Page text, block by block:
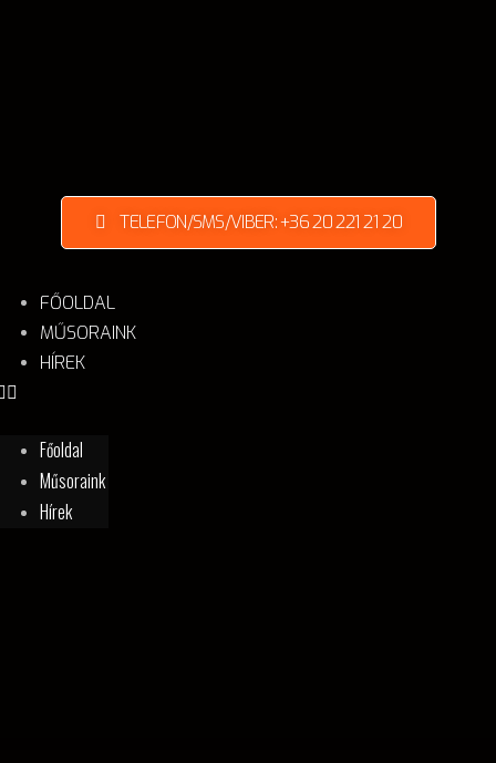
FŐOLDAL
MŰSORAINK
HÍREK
Főoldal
Műsoraink
Hírek
TELEFON/SMS/VIBER: +36 20 221 21 20